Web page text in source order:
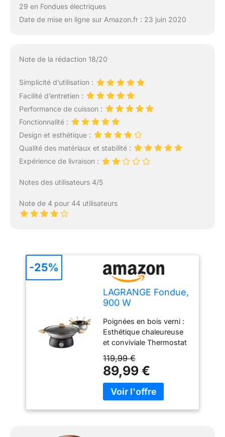
29 en Fondues électriques
Date de mise en ligne sur Amazon.fr : 23 juin 2020
Note de la rédaction 18/20
Simplicité d’utilisation :
Facilité d’entretien :
Performance de cuisson :
Fonctionnalité :
Design et esthétique :
Qualité des matériaux et stabilité :
Expérience de livraison :
Notes des utilisateurs 4/5
Note de 4 pour 44 utilisateurs
LAGRANGE Fondue,
900 W
Poignées en bois verni :
Esthétique chaleureuse
et conviviale Thermostat
température de cuisson
en fonction de la
préparation ou
maintenant au chaud sur
119,99 €
89,99 €
-25%